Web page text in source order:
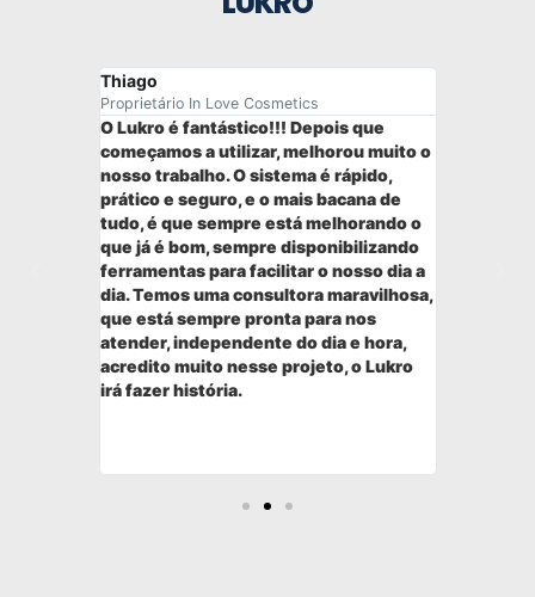
Thiago
Proprietário In Love Cosmetics
O Lukro é fantástico!!! Depois que
começamos a utilizar, melhorou muito o
nosso trabalho. O sistema é rápido,
prático e seguro, e o mais bacana de
tudo, é que sempre está melhorando o
que já é bom, sempre disponibilizando
ferramentas para facilitar o nosso dia a
dia. Temos uma consultora maravilhosa,
que está sempre pronta para nos
atender, independente do dia e hora,
acredito muito nesse projeto, o Lukro
irá fazer história.